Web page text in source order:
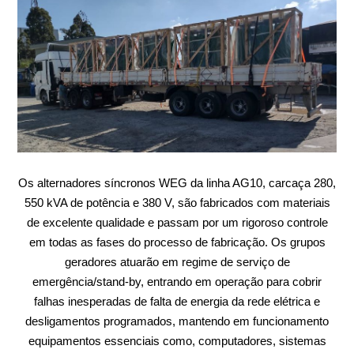
Os alternadores síncronos WEG da linha AG10, carcaça 280,
550 kVA de potência e 380 V, são fabricados com materiais
de excelente qualidade e passam por um rigoroso controle
em todas as fases do processo de fabricação. Os grupos
geradores atuarão em regime de serviço de
emergência/stand-by, entrando em operação para cobrir
falhas inesperadas de falta de energia da rede elétrica e
desligamentos programados, mantendo em funcionamento
equipamentos essenciais como, computadores, sistemas